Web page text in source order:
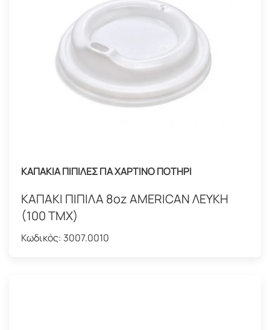
ΚΑΠΑΚΙΑ ΠΙΠΙΛΕΣ ΓΙΑ ΧΑΡΤΙΝΟ ΠΟΤΗΡΙ
ΚΑΠΑΚΙ ΠΙΠΙΛΑ 8oz AMERICAN ΛΕΥΚΗ
(100 ΤΜΧ)
Κωδικός: 3007.0010